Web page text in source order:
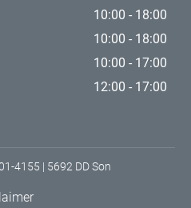
10:00 - 18:00
10:00 - 18:00
10:00 - 17:00
12:00 - 17:00
4155 | 5692 DD Son